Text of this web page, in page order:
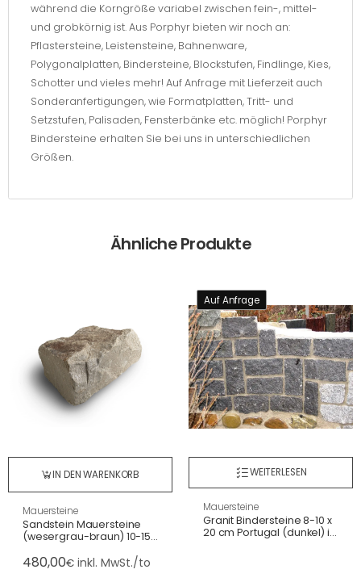
während die Korngröße variabel zwischen fein-, mittel-
und grobkörnig ist. Aus Porphyr bieten wir noch an:
Pflastersteine, Leistensteine, Bahnenware,
Polygonalplatten, Bindersteine, Blockstufen, Findlinge, Kies,
Schotter und vieles mehr! Auf Anfrage mit Lieferzeit auch
Sonderanfertigungen, wie Formatplatten, Tritt- und
Setzstufen, Palisaden, Fensterbänke etc. möglich! Porphyr
Bindersteine erhalten Sie bei uns in unterschiedlichen
Größen.
Ähnliche Produkte
IN DEN WARENKORB
Mauersteine
Sandstein Mauersteine
(wesergrau-braun) 10-15 x
Palette
480,00€ inkl. MwSt./to
Auf Anfrage
WEITERLESEN
Mauersteine
Granit Bindersteine 8-10 x
20 cm Portugal (dunkel) in